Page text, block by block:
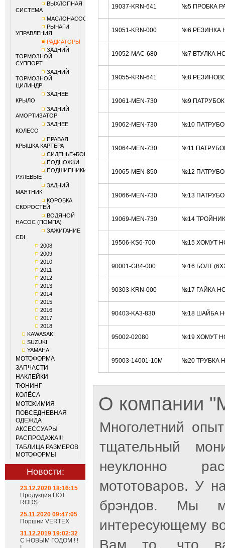
ВЫХЛОПНАЯ
СИСТЕМА
МАСЛОНАСОС
РЫЧАГИ
УПРАВЛЕНИЯ
РАДИАТОРЫ
ЗАДНИЙ
ТОРМОЗНОЙ
СУППОРТ
ЗАДНИЙ
ТОРМОЗНОЙ
ЦИЛИНДР
ЗАДНЕЕ
КРЫЛО
ЗАДНИЙ
АМОРТИЗАТОР
ЗАДНЕЕ
КОЛЕСО
ПРАВАЯ
КРЫШКА КАРТЕРА
СИДЕНЬЕ+БОКОВИНЫ
ПОДНОЖКИ
ПОДШИПНИКИ
РУЛЕВЫЕ
ЗАДНИЙ
МАЯТНИК
КОРОБКА
СКОРОСТЕЙ
ВОДЯНОЙ
НАСОС (ПОМПА)
ЗАЖИГАНИЕ
CDI
2008
2009
2010
2011
2012
2013
2014
2015
2016
2017
2018
KAWASAKI
SUZUKI
YAMAHA
МОТОФОРМА
ЗАПЧАСТИ
НАКЛЕЙКИ
ТЮНИНГ
КОЛЁСА
МОТОХИМИЯ
ПОВСЕДНЕВНАЯ
ОДЕЖДА
АКСЕССУАРЫ
РАСПРОДАЖА!!!
ТАБЛИЦА РАЗМЕРОВ
МОТОФОРМЫ
Новости:
23.12.2020 18:16:15
Продукция HOT
RODS
25.11.2020 09:47:05
Поршни VERTEX
31.12.2019 19:02:32
С НОВЫМ ГОДОМ ! !
19037-KRN-641 №5 ПРОБКА
19051-KRN-000 №6 РЕЗИНКА
19052-MAC-680 №7 ВТУЛКА
19055-KRN-641 №8
19061-MEN-730 №9 ПАТРУБОК
19062-MEN-730 №10
19064-MEN-730 №11
19065-MEN-850 №12
19066-MEN-730 №13
19069-MEN-730 №14 ТРОЙНИК
19506-KS6-700 №15 ХОМУТ
90001-GB4-000 №16 БОЛТ
90303-KRN-000 №17 ГАЙКА
90403-KA3-830 №18 ШАЙБА
95002-02080 №19 ХОМУТ
95003-14001-10M №20 ТРУБКА
О компании
Многолетний
тщательный
неуклонно
мототоваров. У
брэндов. Мы
интересующему
Вам то, что